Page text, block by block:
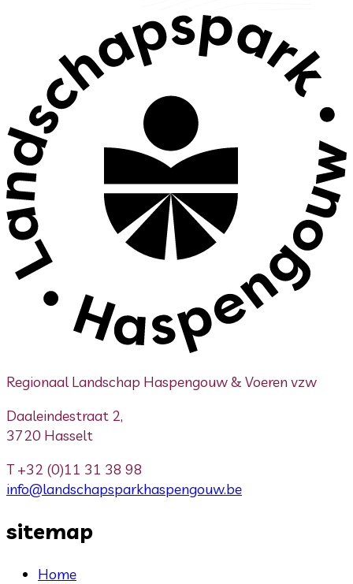
Regionaal Landschap Haspengouw & Voeren vzw
Daaleindestraat 2,
3720 Hasselt
T+32 (0)11 31 38 98
info@landschapsparkhaspengouw.be
sitemap
Home